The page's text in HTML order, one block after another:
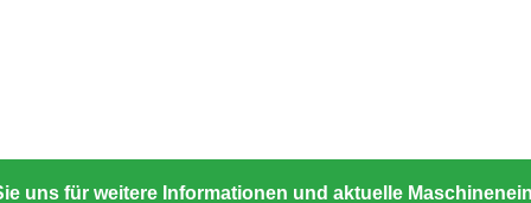
uns für weitere Informationen und aktuelle